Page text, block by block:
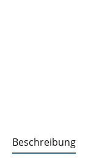
Beschreibung